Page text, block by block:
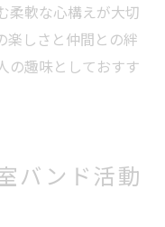
柔軟な心構えが大切
楽しさと仲間との絆
の趣味としておすす
バンド活動